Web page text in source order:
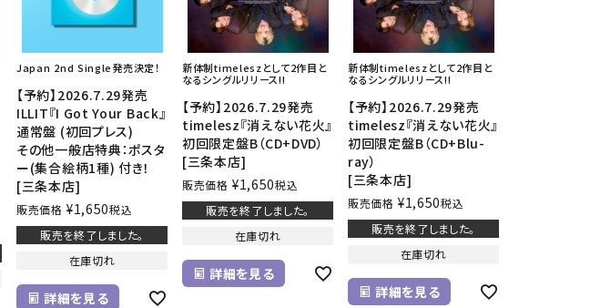
Japan 2nd Single発売決定！
【予約】2026.7.29発売
ILLIT『I Got Your Back』
通常盤 (初回プレス)
その他一般店特典：ポスタ
ー(集合絵柄1種) 付き！
[三条本店]
販売価格 ¥1,650税込
販売を終了しました。
在庫切れ
詳細を見る
新体制timeleszとして2作目と
なるシングルリリース!!
【予約】2026.7.29発売
timelesz『消えない花火』
初回限定盤B（CD+DVD）
[三条本店]
販売価格 ¥1,650税込
販売を終了しました。
在庫切れ
詳細を見る
新体制timeleszとして2作目と
なるシングルリリース!!
【予約】2026.7.29発売
timelesz『消えない花火』
初回限定盤B（CD+Blu-
ray）
[三条本店]
販売価格 ¥1,650税込
販売を終了しました。
在庫切れ
詳細を見る